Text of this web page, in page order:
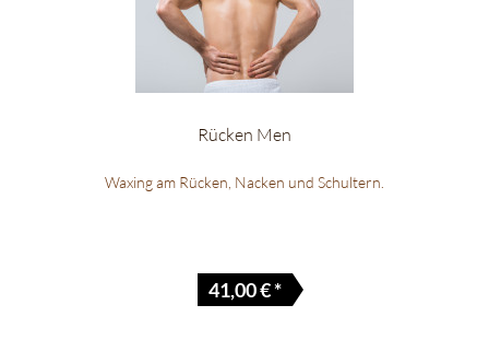
Rücken Men
Waxing am Rücken, Nacken und Schultern.
41,00 € *